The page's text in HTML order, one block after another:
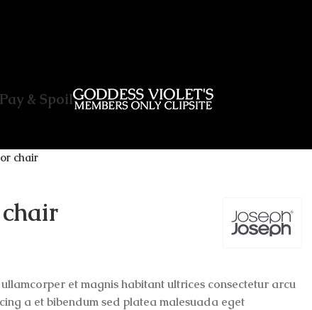
& Spoil
chair
et magnis habitant ultrices consectetur arcu
a et bibendum sed platea malesuada eget